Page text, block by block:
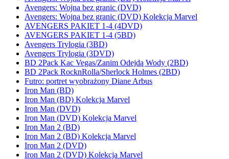
Avengers: Wojna bez granic (DVD)
Avengers: Wojna bez granic (DVD) Kolekcja Marvel
AVENGERS PAKIET 1-4 (4DVD)
AVENGERS PAKIET 1-4 (5BD)
Avengers Trylogia (3BD)
Avengers Trylogia (3DVD)
BD 2Pack Kac Vegas/Zanim Odejdą Wody (2BD)
BD 2Pack RocknRolla/Sherlock Holmes (2BD)
Futro: portret wyobrażony Diane Arbus
Iron Man (BD)
Iron Man (BD) Kolekcja Marvel
Iron Man (DVD)
Iron Man (DVD) Kolekcja Marvel
Iron Man 2 (BD)
Iron Man 2 (BD) Kolekcja Marvel
Iron Man 2 (DVD)
Iron Man 2 (DVD) Kolekcja Marvel